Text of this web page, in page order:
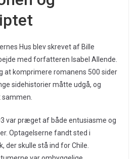
Hus blev skrevet af Bille
med forfatteren Isabel Allende.
at komprimere romanens 500 sider
sidehistorier måtte udgå, og
var præget af både entusiasme og
Optagelserne fandt sted i
der skulle stå ind for Chile.